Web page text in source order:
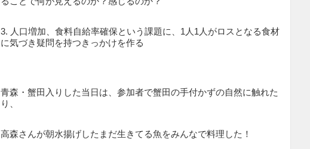
3. 人口増加、食料自給率確保という課題に、1人1人がロスとなる食材
に気づき疑問を持つきっかけを作る
青森・蟹田入りした当日は、参加者で蟹田の手付かずの自然に触れた
り、
高森さんが朝水揚げしたまだ生きてる魚をみんなで料理した！